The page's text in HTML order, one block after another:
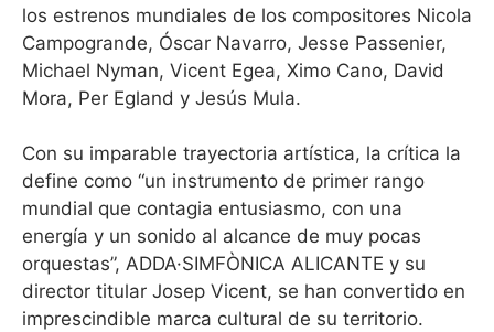
los estrenos mundiales de los compositores Nicola
Campogrande, Óscar Navarro, Jesse Passenier,
Michael Nyman, Vicent Egea, Ximo Cano, David
Mora, Per Egland y Jesús Mula.
Con su imparable trayectoria artística, la crítica la
define como “un instrumento de primer rango
mundial que contagia entusiasmo, con una
energía y un sonido al alcance de muy pocas
orquestas”, ADDA·SIMFÒNICA ALICANTE y su
director titular Josep Vicent, se han convertido en
imprescindible marca cultural de su territorio.